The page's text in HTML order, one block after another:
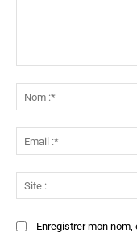
Enregistrer mon